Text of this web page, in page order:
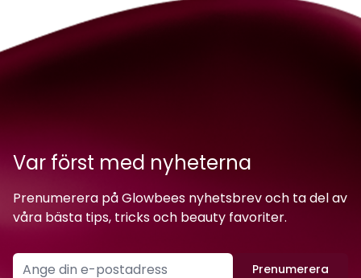
Var först med nyheterna
Prenumerera på Glowbees nyhetsbrev och ta del av
våra bästa tips, tricks och beauty favoriter.
Prenumerera